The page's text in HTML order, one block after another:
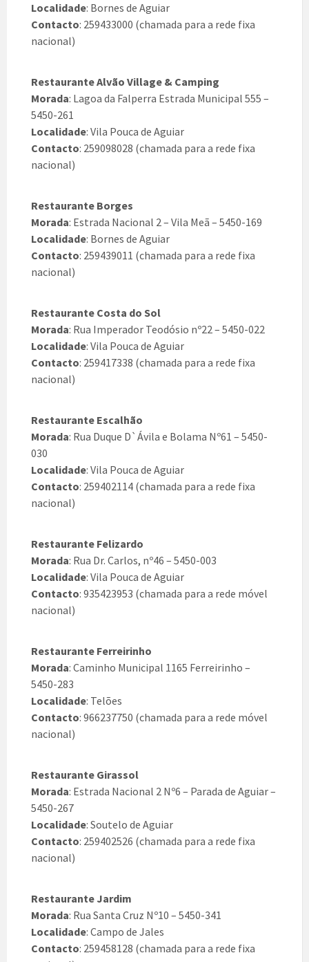
Localidade: Bornes de Aguiar
Contacto: 259433000 (chamada para a rede fixa
nacional)
Restaurante Alvão Village & Camping
Morada: Lagoa da Falperra Estrada Municipal 555 –
5450-261
Localidade: Vila Pouca de Aguiar
Contacto: 259098028 (chamada para a rede fixa
nacional)
Restaurante Borges
Morada: Estrada Nacional 2 – Vila Meã – 5450-169
Localidade: Bornes de Aguiar
Contacto: 259439011 (chamada para a rede fixa
nacional)
Restaurante Costa do Sol
Morada: Rua Imperador Teodósio nº22 – 5450-022
Localidade: Vila Pouca de Aguiar
Contacto: 259417338 (chamada para a rede fixa
nacional)
Restaurante Escalhão
Morada: Rua Duque D`Ávila e Bolama Nº61 – 5450-
030
Localidade: Vila Pouca de Aguiar
Contacto: 259402114 (chamada para a rede fixa
nacional)
Restaurante Felizardo
Morada: Rua Dr. Carlos, nº46 – 5450-003
Localidade: Vila Pouca de Aguiar
Contacto: 935423953 (chamada para a rede móvel
nacional)
Restaurante Ferreirinho
Morada: Caminho Municipal 1165 Ferreirinho –
5450-283
Localidade: Telões
Contacto: 966237750 (chamada para a rede móvel
nacional)
Restaurante Girassol
Morada: Estrada Nacional 2 Nº6 – Parada de Aguiar –
5450-267
Localidade: Soutelo de Aguiar
Contacto: 259402526 (chamada para a rede fixa
nacional)
Restaurante Jardim
Morada: Rua Santa Cruz Nº10 – 5450-341
Localidade: Campo de Jales
Contacto: 259458128 (chamada para a rede fixa